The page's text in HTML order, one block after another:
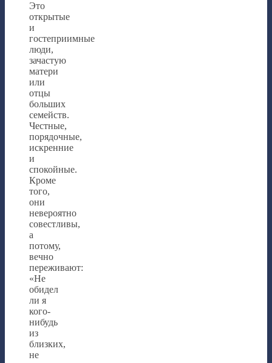
Это
открытые
и
гостеприимные
люди,
зачастую
матери
или
отцы
больших
семейств.
Честные,
порядочные,
искренние
и
спокойные.
Кроме
того,
они
невероятно
совестливы,
а
потому,
вечно
переживают:
«Не
обидел
ли я
кого-
нибудь
из
близких,
не